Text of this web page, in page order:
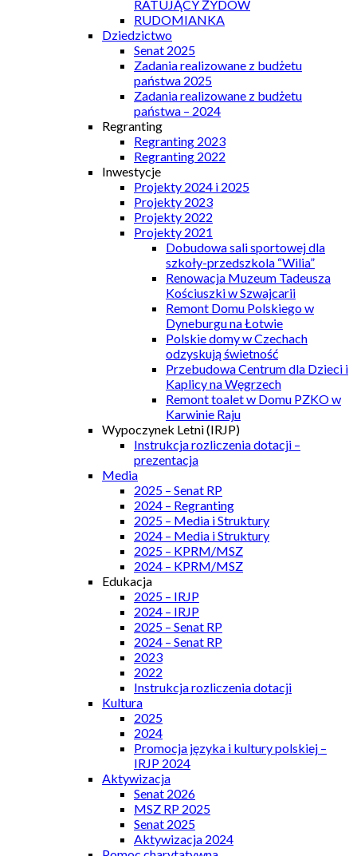
RATUJĄCY ŻYDÓW
RUDOMIANKA
Dziedzictwo
Senat 2025
Zadania realizowane z budżetu
państwa 2025
Zadania realizowane z budżetu
państwa – 2024
Regranting
Regranting 2023
Regranting 2022
Inwestycje
Projekty 2024 i 2025
Projekty 2023
Projekty 2022
Projekty 2021
Dobudowa sali sportowej dla
szkoły-przedszkola “Wilia”
Renowacja Muzeum Tadeusza
Kościuszki w Szwajcarii
Remont Domu Polskiego w
Dyneburgu na Łotwie
Polskie domy w Czechach
odzyskują świetność
Przebudowa Centrum dla Dzieci i
Kaplicy na Węgrzech
Remont toalet w Domu PZKO w
Karwinie Raju
Wypoczynek Letni (IRJP)
Instrukcja rozliczenia dotacji –
prezentacja
Media
2025 – Senat RP
2024 – Regranting
2025 – Media i Struktury
2024 – Media i Struktury
2025 – KPRM/MSZ
2024 – KPRM/MSZ
Edukacja
2025 – IRJP
2024 – IRJP
2025 – Senat RP
2024 – Senat RP
2023
2022
Instrukcja rozliczenia dotacji
Kultura
2025
2024
Promocja języka i kultury polskiej –
IRJP 2024
Aktywizacja
Senat 2026
MSZ RP 2025
Senat 2025
Aktywizacja 2024